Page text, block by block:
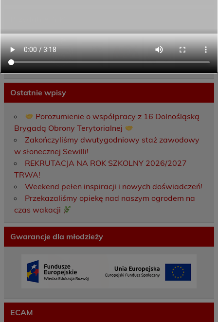
Ostatnie wpisy
Porozumienie o współpracy z 16 Dolnośląską
Brygadą Obrony Terytorialnej
Zakończyliśmy dwutygodniowy staż zawodowy
w słonecznej Sewilli!
REKRUTACJA NA ROK SZKOLNY 2026/2027
TRWA!
Weekend pełen inspiracji i nowych doświadczeń!
Przekazaliśmy opiekę nad naszym ogrodem na
czas wakacji
Gwarancje dla młodzieży
ECAM